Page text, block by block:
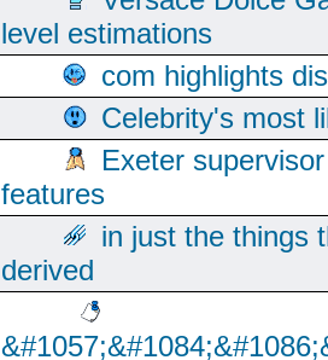
level estimations
com highlights
Celebrity's most
Exeter
features
in just the things
derived